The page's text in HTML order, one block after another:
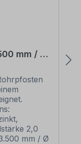
mm / Ø
2,0
mm / Ø